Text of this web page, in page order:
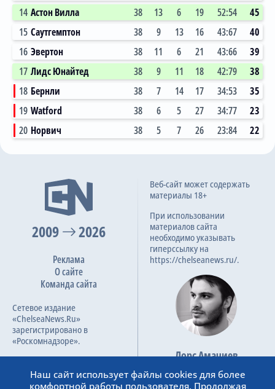
14 Астон Вилла 38 13 6 19 52:54
45
15 Саутгемптон 38 9 13 16 43:67
40
16 Эвертон 38 11 6 21 43:66
39
17 Лидс Юнайтед 38 9 11 18 42:79
38
18 Бернли 38 7 14 17 34:53
35
19 Watford 38 6 5 27 34:77
23
20 Норвич 38 5 7 26 23:84 22
09.02.2022
Премьер-лига, 24 тур
2009 2026
Реклама
О сайте
Команда сайта
Сетевое издание
«ChelseaNews.Ru»
зарегистрировано в
«Роскомнадзоре».
ФС 77 – 87138.
Веб-сайт может содержать
материалы 18+
При использовании
материалов сайта
необходимо указывать
гиперссылку на
https://chelseanews.ru/.
Лорс Амачиев
Основатель сайта
admin@chelseanews.ru
Наш сайт использует файлы cookies для более
комфортной работы пользователя. Продолжая